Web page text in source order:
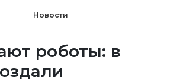
Новости
роботы: в